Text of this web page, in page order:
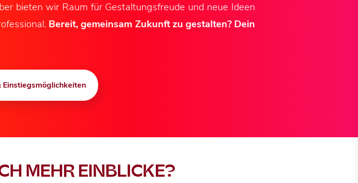
bieten wir Raum für Gestaltungsfreude und neue Ideen
Bereit, gemeinsam Zukunft zu gestalten? Dein
Einstiegsmöglichkeiten
MEHR EINBLICKE?